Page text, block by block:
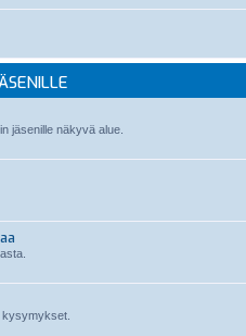
jäsenille näkyvä alue.